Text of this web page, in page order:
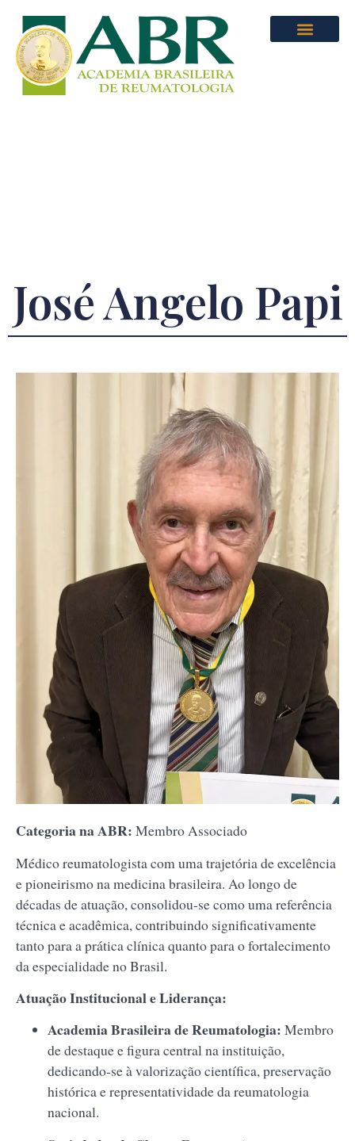
José Angelo Papi
Categoria na ABR: Membro Associado
Médico reumatologista com uma trajetória de excelência
e pioneirismo na medicina brasileira. Ao longo de
décadas de atuação, consolidou-se como uma referência
técnica e acadêmica, contribuindo significativamente
tanto para a prática clínica quanto para o fortalecimento
da especialidade no Brasil.
Atuação Institucional e Liderança:
Academia Brasileira de Reumatologia: Membro
de destaque e figura central na instituição,
dedicando-se à valorização científica, preservação
histórica e representatividade da reumatologia
nacional.